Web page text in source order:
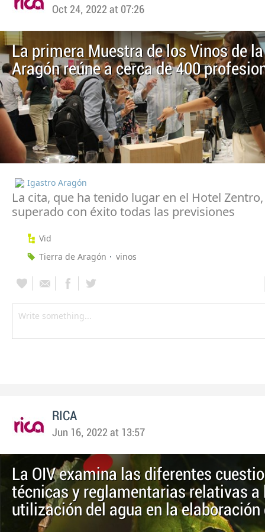
Oct 24, 2022 at 07:26
La primera Muestra de los Vinos de
Aragón reúne a cerca de 400
Igastro Aragón
La cita, que ha tenido lugar en el Hotel
superado con éxito todas las previsiones
Vid
Tierra de Aragón
vinos
RICA
Jun 16, 2022 at 13:57
La OIV examina las diferentes
técnicas y reglamentarias relativas a
utilización del agua en la elaboración